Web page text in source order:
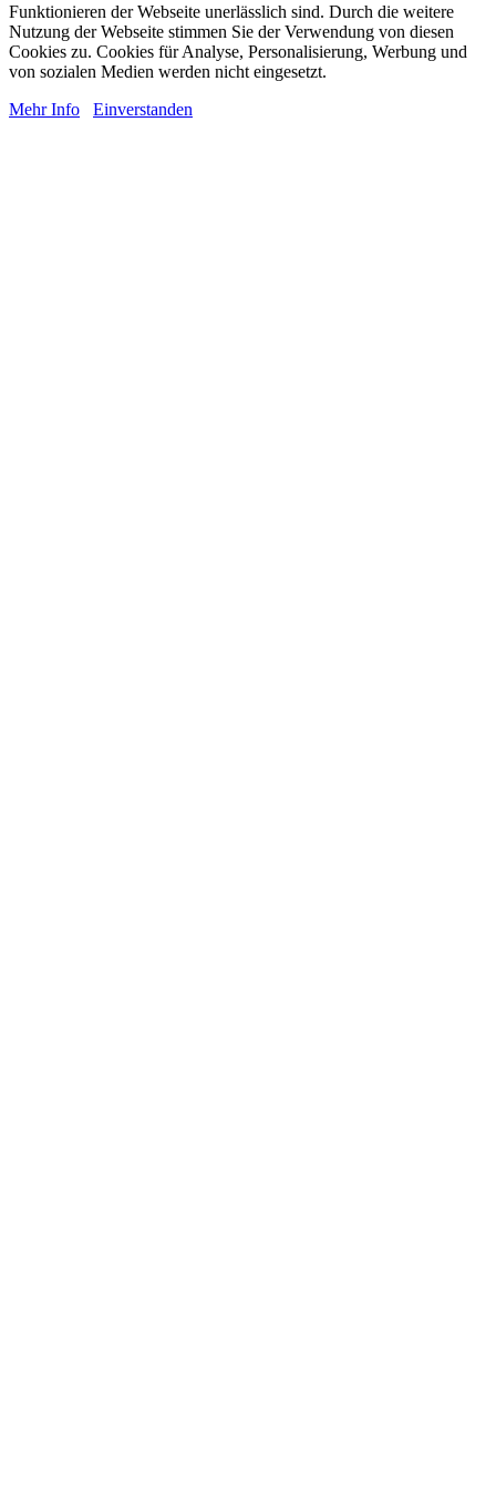
Funktionieren der Webseite unerlässlich sind. Durch die weitere
Nutzung der Webseite stimmen Sie der Verwendung von diesen
Cookies zu. Cookies für Analyse, Personalisierung, Werbung und
von sozialen Medien werden nicht eingesetzt.
Mehr Info
Einverstanden